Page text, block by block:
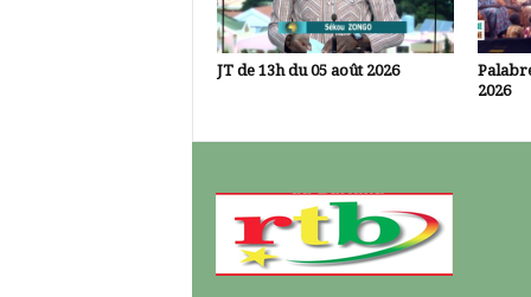
JT de 13h du 05 août 2026
2026